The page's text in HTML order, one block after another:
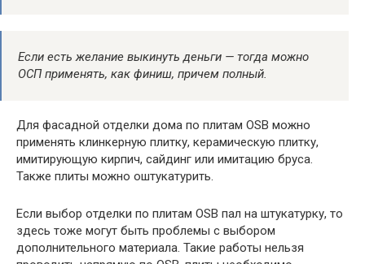
Если есть желание выкинуть деньги — тогда можно
ОСП применять, как финиш, причем полный.
Для фасадной отделки дома по плитам OSB можно
применять клинкерную плитку, керамическую плитку,
имитирующую кирпич, сайдинг или имитацию бруса.
Также плиты можно оштукатурить.
Если выбор отделки по плитам OSB пал на штукатурку, то
здесь тоже могут быть проблемы с выбором
дополнительного материала. Такие работы нельзя